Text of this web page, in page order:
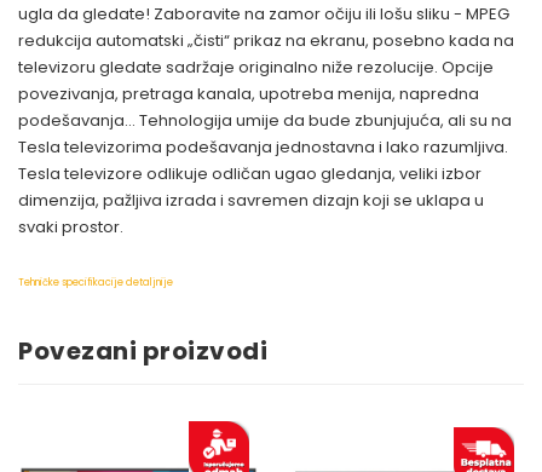
ugla da gledate! Zaboravite na zamor očiju ili lošu sliku - MPEG
redukcija automatski „čisti“ prikaz na ekranu, posebno kada na
televizoru gledate sadržaje originalno niže rezolucije. Opcije
povezivanja, pretraga kanala, upotreba menija, napredna
podešavanja... Tehnologija umije da bude zbunjujuća, ali su na
Tesla televizorima podešavanja jednostavna i lako razumljiva.
Tesla televizore odlikuje odličan ugao gledanja, veliki izbor
dimenzija, pažljiva izrada i savremen dizajn koji se uklapa u
svaki prostor.
Tehničke specifikacije detaljnije
Povezani proizvodi